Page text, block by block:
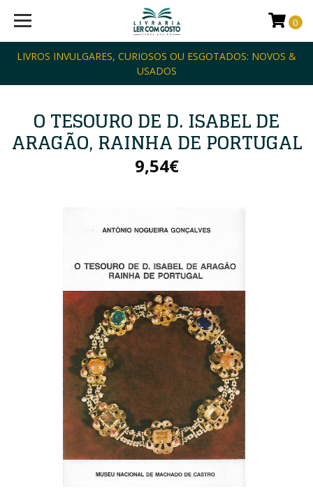
LIVROS INVULGARES, CURIOSOS OU ESGOTADOS: NOVOS &
USADOS
0
O TESOURO DE D. ISABEL DE
ARAGÃO, RAINHA DE PORTUGAL
9,54€